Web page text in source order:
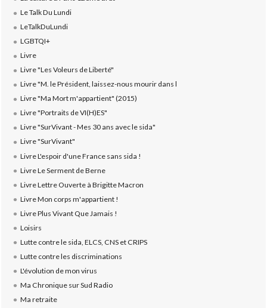
Le Talk Du Lundi
LeTalkDuLundi
LGBTQI+
Livre
Livre "Les Voleurs de Liberté"
Livre "M. le Président, laissez-nous mourir dans l
Livre "Ma Mort m'appartient" (2015)
Livre "Portraits de VI(H)ES"
Livre "SurVivant - Mes 30 ans avec le sida"
Livre "SurVivant"
Livre L'espoir d'une France sans sida !
Livre Le Serment de Berne
Livre Lettre Ouverte à Brigitte Macron
Livre Mon corps m'appartient !
Livre Plus Vivant Que Jamais !
Loisirs
Lutte contre le sida, ELCS, CNS et CRIPS
Lutte contre les discriminations
L'évolution de mon virus
Ma Chronique sur Sud Radio
Ma retraite